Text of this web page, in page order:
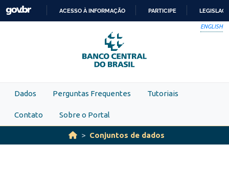
Skip to main content
PARA
O
CONTEÚDO
ACESSO À INFORMAÇÃO PARTICIPE
ENGLISH
Dados Perguntas Frequentes Tutoriais
Contato Sobre o Portal
Conjuntos de dados